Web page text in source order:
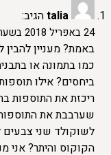
taliaהגיב:
24 באפריל 2018 בשעה 20:41
באמת? מעניין
כמו בתמונה או
ביחסים? אילו
ריכזת את התוספות
שערבבת את
לשוקולד שני
הקוקוס והיתר? אני